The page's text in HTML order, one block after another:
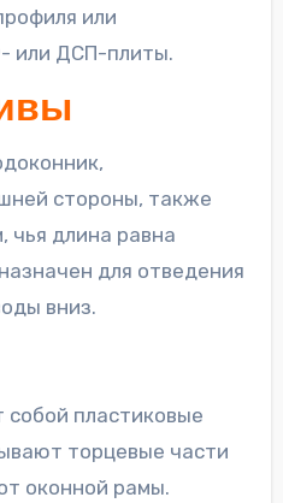
или
или ДСП-плиты.
стороны, также
чья длина равна
для отведения
вниз.
пластиковые
торцевые части
оконной рамы.